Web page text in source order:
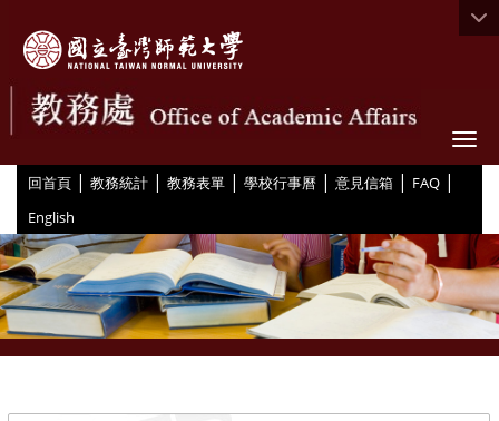
回首頁 | 教務統計 | 教務表單 | 學校行事曆 | 意見信箱 | FAQ |
English